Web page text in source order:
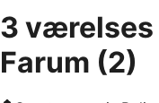
3 værelses
Farum (2)